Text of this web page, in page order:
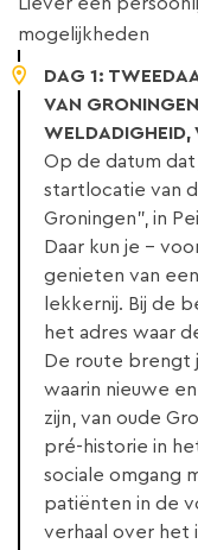
Liever een
mogelijkheden
DAG 1:
VAN
WELDADIGHEID,
Op de datum
startlocatie van
Groningen", in
Daar kun je -
genieten van
lekkernij. Bij de
het adres waar
De route brengt
waarin nieuwe
zijn, van oude
pré-historie in
sociale omgang
patiënten in de
verhaal over het